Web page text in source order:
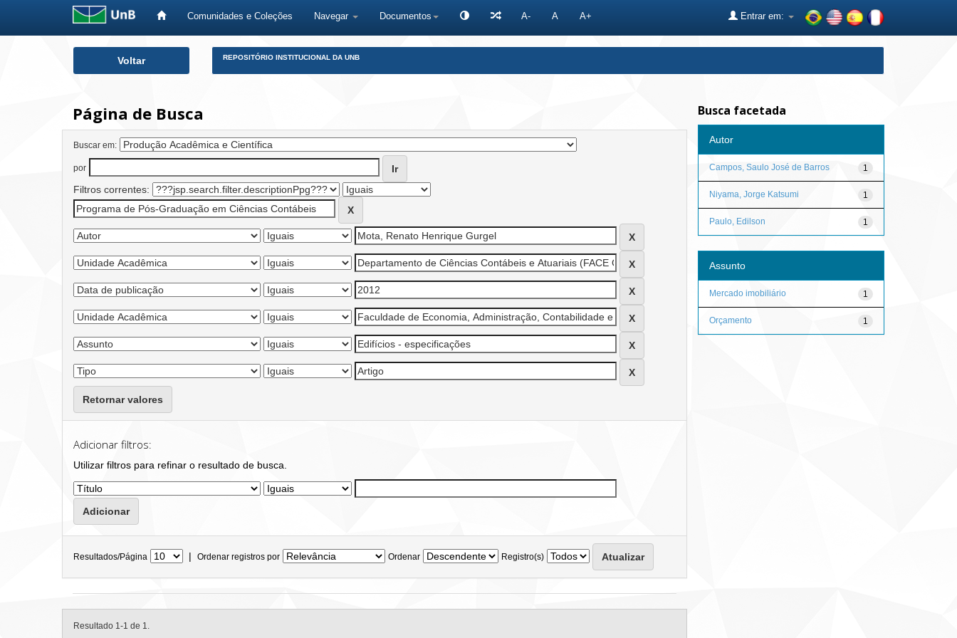
Comunidades e Coleções Navegar Documentos A- A A+ Entrar em:
Voltar REPOSITÓRIO INSTITUCIONAL DA UNB
Página de Busca
Buscar em:
por
Filtros correntes:
Retornar valores
Adicionar filtros:
Utilizar filtros para refinar o resultado de busca.
Resultados/Página | Ordenar registros por Ordenar Registro(s)
Resultado 1-1 de 1.
Busca facetada
Autor
1
Campos, Saulo José de Barros
1
Niyama, Jorge Katsumi
1
Paulo, Edilson
Assunto
1
Mercado imobiliário
1
Orçamento